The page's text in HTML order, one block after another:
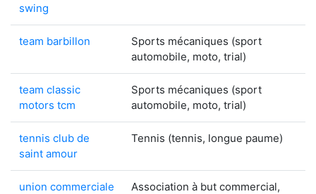
swing
team barbillon
Sports mécaniques (sport
automobile, moto, trial)
team classic
motors tcm
Sports mécaniques (sport
automobile, moto, trial)
tennis club de
saint amour
Tennis (tennis, longue paume)
union commerciale
Association à but commercial,